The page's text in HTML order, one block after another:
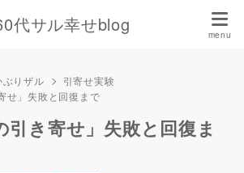
代サル幸せblog
りザル
引寄せ実験
せ」失敗と回復まで
引き寄せ」失敗と回復ま